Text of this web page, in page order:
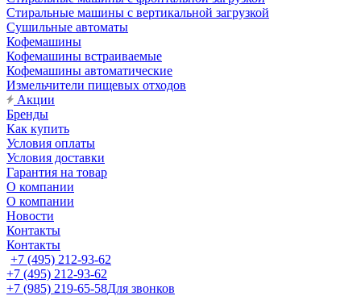
Стиральные машины с вертикальной загрузкой
Сушильные автоматы
Кофемашины
Кофемашины встраиваемые
Кофемашины автоматические
Измельчители пищевых отходов
Акции
Бренды
Как купить
Условия оплаты
Условия доставки
Гарантия на товар
О компании
О компании
Новости
Контакты
Контакты
+7 (495) 212-93-62
+7 (495) 212-93-62
+7 (985) 219-65-58Для звонков